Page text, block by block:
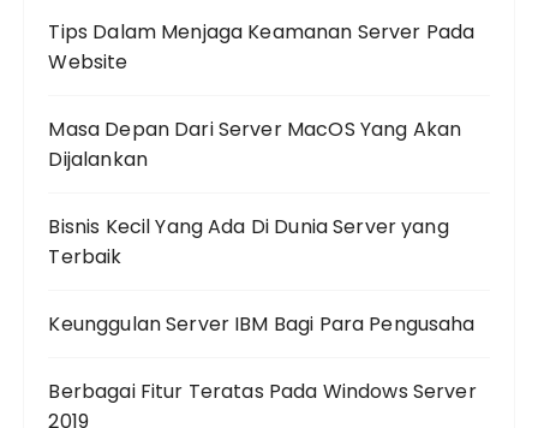
Tips Dalam Menjaga Keamanan Server Pada
Website
Masa Depan Dari Server MacOS Yang Akan
Dijalankan
Bisnis Kecil Yang Ada Di Dunia Server yang
Terbaik
Keunggulan Server IBM Bagi Para Pengusaha
Berbagai Fitur Teratas Pada Windows Server
2019